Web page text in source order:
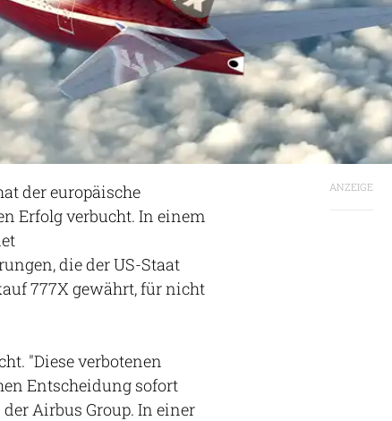
ANZEIGE
der europäische
Erfolg verbucht. In einem
die der US-Staat
777X gewährt, für nicht
"Diese verbotenen
Entscheidung sofort
der Airbus Group. In einer